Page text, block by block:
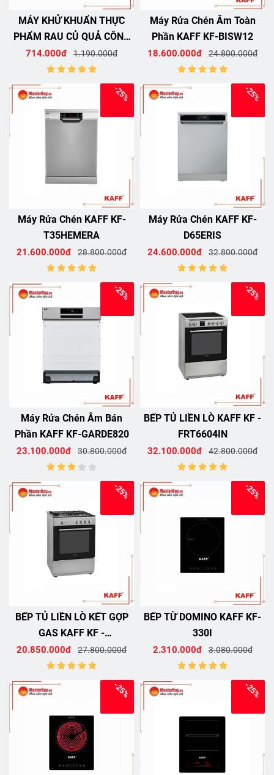
MÁY KHỬ KHUẨN THỰC
PHẨM RAU CỦ QUẢ CÔNG
NGHỆ ION HYDROXYL B-
GEM BG-06GREEN
714.000đ 1.190.000đ
Máy Rửa Chén Âm Toàn
Phần KAFF KF-BISW12
18.600.000đ 24.800.000đ
Máy Rửa Chén KAFF KF-
T35HEMERA
21.600.000đ 28.800.000đ
-25%
Máy Rửa Chén KAFF KF-
D65ERIS
24.600.000đ 32.800.000đ
-25%
Máy Rửa Chén Âm Bán
Phần KAFF KF-GARDE820
23.100.000đ 30.800.000đ
-25%
BẾP TỦ LIỀN LÒ KAFF KF -
FRT6604IN
32.100.000đ 42.800.000đ
-25%
BẾP TỦ LIỀN LÒ KẾT GỢP
GAS KAFF KF -
FRT6604GAC
20.850.000đ 27.800.000đ
-25%
BẾP TỪ DOMINO KAFF KF-
330I
2.310.000đ 3.080.000đ
-25%
-25% -25%